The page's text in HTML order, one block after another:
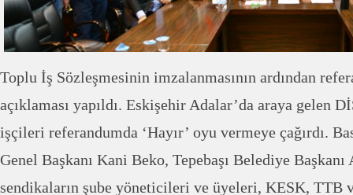
Toplu İş Sözleşmesinin imzalanmasının ardından
açıklaması yapıldı. Eskişehir Adalar’da araya gelen
işçileri referandumda ‘Hayır’ oyu vermeye çağırdı.
Genel Başkanı Kani Beko, Tepebaşı Belediye
sendikaların şube yöneticileri ve üyeleri, KESK, TTB